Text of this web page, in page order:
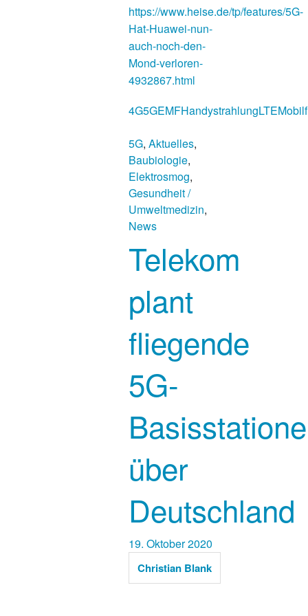
https://www.heise.de/tp/features/5G-
Hat-Huawei-nun-
auch-noch-den-
Mond-verloren-
4932867.html
4G5GEMFHandystrahlungLTE
5G, Aktuelles,
Baubiologie,
Elektrosmog,
Gesundheit /
Umweltmedizin,
News
Telekom
plant
fliegende
5G-
über
Deutschland
19. Oktober 2020
Christian Blank